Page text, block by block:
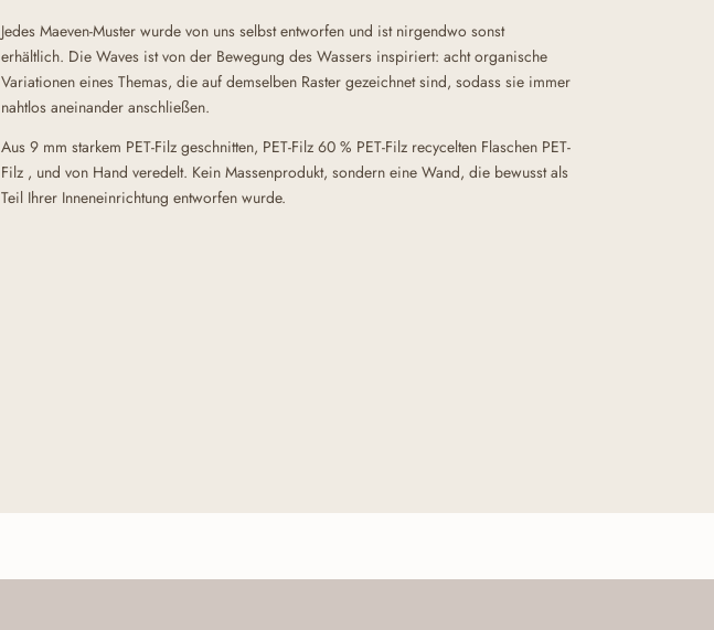
Jedes Maeven-Muster wurde von uns selbst entworfen und ist nirgendwo sonst
erhältlich. Die Waves ist von der Bewegung des Wassers inspiriert: acht organische
Variationen eines Themas, die auf demselben Raster gezeichnet sind, sodass sie immer
nahtlos aneinander anschließen.
Aus 9 mm starkem PET-Filz geschnitten, PET-Filz 60 % PET-Filz recycelten Flaschen PET-
Filz , und von Hand veredelt. Kein Massenprodukt, sondern eine Wand, die bewusst als
Teil Ihrer Inneneinrichtung entworfen wurde.